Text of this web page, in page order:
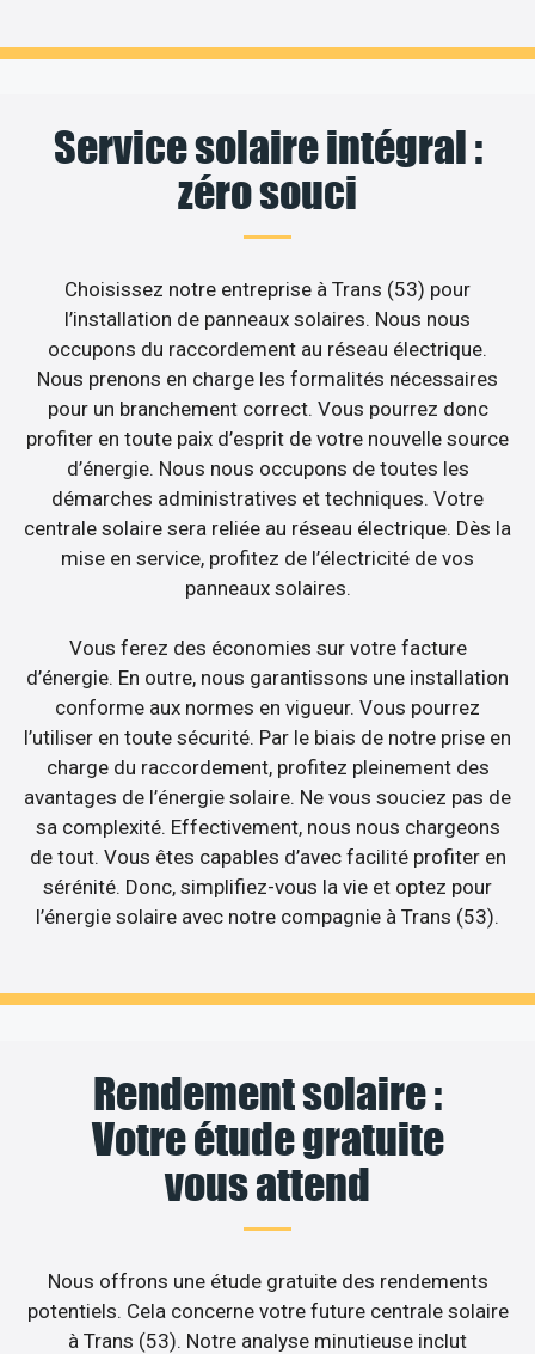
Service solaire intégral :
zéro souci
Choisissez notre entreprise à Trans (53) pour
l’installation de panneaux solaires. Nous nous
occupons du raccordement au réseau électrique.
Nous prenons en charge les formalités nécessaires
pour un branchement correct. Vous pourrez donc
profiter en toute paix d’esprit de votre nouvelle source
d’énergie. Nous nous occupons de toutes les
démarches administratives et techniques. Votre
centrale solaire sera reliée au réseau électrique. Dès la
mise en service, profitez de l’électricité de vos
panneaux solaires.
Vous ferez des économies sur votre facture
d’énergie. En outre, nous garantissons une installation
conforme aux normes en vigueur. Vous pourrez
l’utiliser en toute sécurité. Par le biais de notre prise en
charge du raccordement, profitez pleinement des
avantages de l’énergie solaire. Ne vous souciez pas de
sa complexité. Effectivement, nous nous chargeons
de tout. Vous êtes capables d’avec facilité profiter en
sérénité. Donc, simplifiez-vous la vie et optez pour
l’énergie solaire avec notre compagnie à Trans (53).
Rendement solaire :
Votre étude gratuite
vous attend
Nous offrons une étude gratuite des rendements
potentiels. Cela concerne votre future centrale solaire
à Trans (53). Notre analyse minutieuse inclut